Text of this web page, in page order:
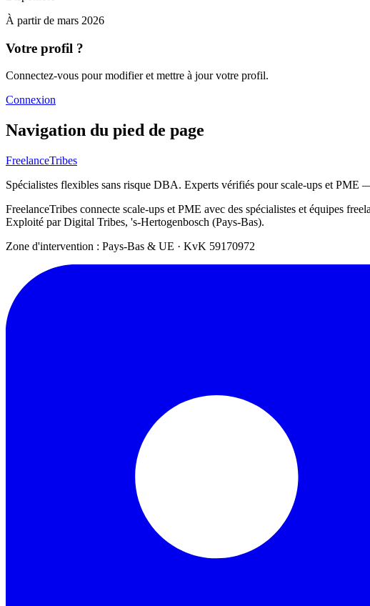
À partir de mars 2026
Votre profil ?
Connectez-vous pour modifier et mettre à jour votre profil.
Connexion
Navigation du pied de page
FreelanceTribes
Spécialistes flexibles sans risque DBA. Experts vérifiés pour scale-ups et PME
FreelanceTribes connecte scale-ups et PME avec des spécialistes et équipes
Exploité par Digital Tribes, 's-Hertogenbosch (Pays-Bas).
Zone d'intervention : Pays-Bas & UE · KvK 59170972